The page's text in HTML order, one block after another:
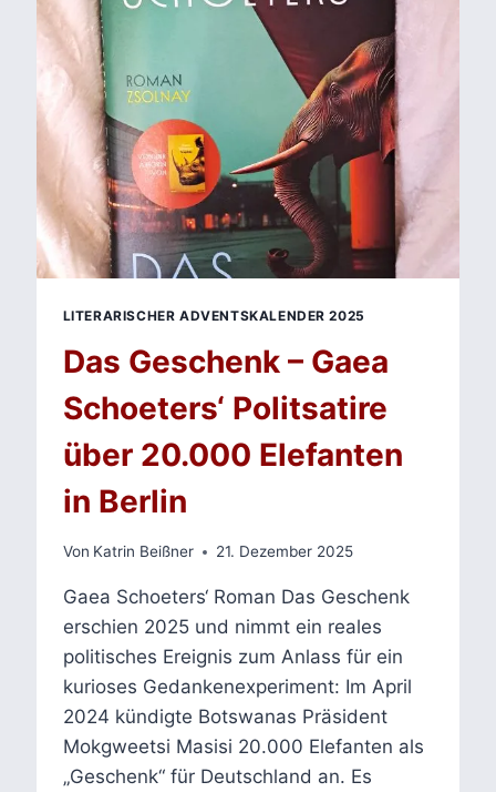
KÖNNEN ALS
LITERARISCHE
REFLEXION
WAHRHEIT
UND
ÜBERLIEFERUNG
LITERARISCHER ADVENTSKALENDER 2025
Das Geschenk – Gaea
Schoeters‘ Politsatire
über 20.000 Elefanten
in Berlin
Von Katrin Beißner 21. Dezember 2025
Gaea Schoeters‘ Roman Das Geschenk
erschien 2025 und nimmt ein reales
politisches Ereignis zum Anlass für ein
kurioses Gedankenexperiment: Im April
2024 kündigte Botswanas Präsident
Mokgweetsi Masisi 20.000 Elefanten als
„Geschenk“ für Deutschland an. Es